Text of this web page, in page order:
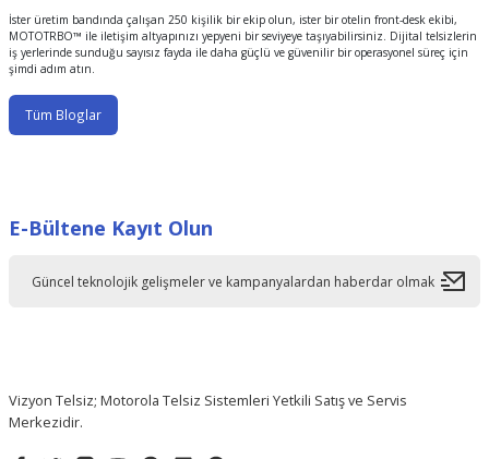
İster üretim bandında çalışan 250 kişilik bir ekip olun, ister bir otelin front-desk ekibi,
MOTOTRBO™ ile iletişim altyapınızı yepyeni bir seviyeye taşıyabilirsiniz. Dijital telsizlerin
iş yerlerinde sunduğu sayısız fayda ile daha güçlü ve güvenilir bir operasyonel süreç için
şimdi adım atın.
Tüm Bloglar
E-Bültene Kayıt Olun
Vizyon Telsiz; Motorola Telsiz Sistemleri Yetkili Satış ve Servis
Merkezidir.